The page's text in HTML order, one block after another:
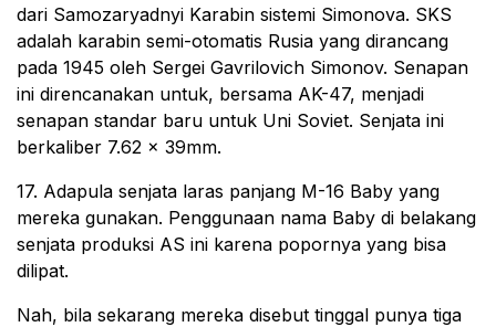
dari Samozaryadnyi Karabin sistemi Simonova. SKS
adalah karabin semi-otomatis Rusia yang dirancang
pada 1945 oleh Sergei Gavrilovich Simonov. Senapan
ini direncanakan untuk, bersama AK-47, menjadi
senapan standar baru untuk Uni Soviet. Senjata ini
berkaliber 7.62 × 39mm.
17. Adapula senjata laras panjang M-16 Baby yang
mereka gunakan. Penggunaan nama Baby di belakang
senjata produksi AS ini karena popornya yang bisa
dilipat.
Nah, bila sekarang mereka disebut tinggal punya tiga